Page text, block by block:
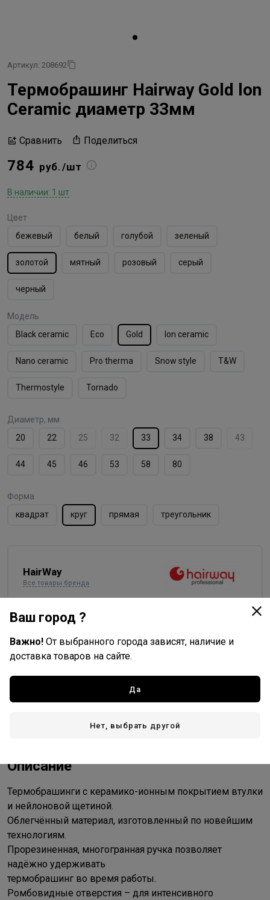
Артикул: 208692
Термобрашинг Hairway Gold lon
Ceramic диаметр 33мм
Сравнить Поделиться
784 руб./шт
В наличии: 1 шт
Цвет
бежевый
белый голубой зеленый
золотой мятный розовый серый
черный
Модель
Black ceramic
Eco Gold Ion ceramic
Nano ceramic Pro therma Snow style T&W
Thermostyle Tornado
Диаметр, мм
20
22 25 32 33 34 38 43
44 45 46 53 58 80
Форма
квадрат
круг прямая треугольник
HairWay
Все товары бренда
Китай - страна производства
Описание
Термобрашинги с керамико-ионным покрытием втулки
и нейлоновой щетиной.
Облегчённый материал, изготовленный по новейшим
технологиям.
Прорезиненная, многогранная ручка позволяет
надёжно удерживать
термобрашинг во время работы.
Ромбовидные отверстия – для интенсивного
Ваш город ?
Важно! От выбранного города зависят, наличие и
доставка товаров на сайте.
Да
Нет, выбрать другой